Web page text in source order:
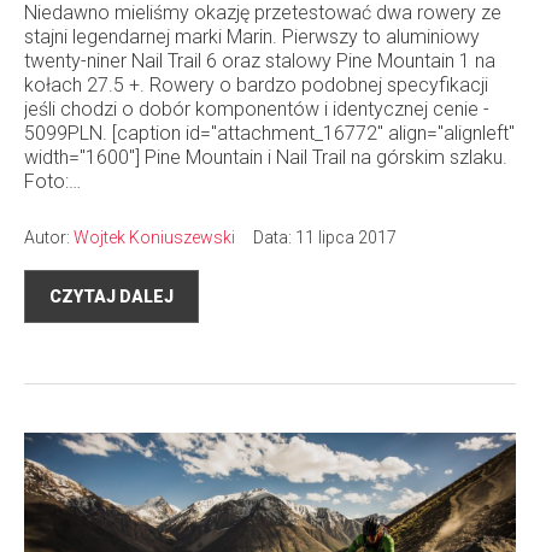
Niedawno mieliśmy okazję przetestować dwa rowery ze
stajni legendarnej marki Marin. Pierwszy to aluminiowy
twenty-niner Nail Trail 6 oraz stalowy Pine Mountain 1 na
kołach 27.5 +. Rowery o bardzo podobnej specyfikacji
jeśli chodzi o dobór komponentów i identycznej cenie -
5099PLN. [caption id="attachment_16772" align="alignleft"
width="1600"] Pine Mountain i Nail Trail na górskim szlaku.
Foto:…
Autor: Wojtek Koniuszewski Data: 11 lipca 2017
CZYTAJ DALEJ